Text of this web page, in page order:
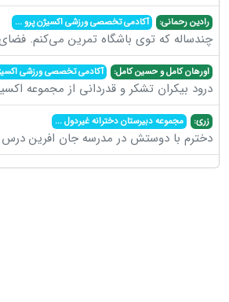
رادین رحمانی: آکادمی تخصصی ورزشی اکسیژن پرو...
چندساله که توی باشگاه تمرین می‌کنم.
اورهان کامل و حسین کامل: آکادمی تخصصی ورزشی
درود بیکران تشکر و قدردانی از مجموعه
زری: مجموعه دبیرستان دخترانه غیردول...
دخترم با دوستش در مدرسه جان افرین